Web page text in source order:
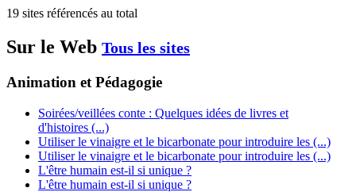
19 sites référencés au total
Sur le Web Tous les sites
Animation et Pédagogie
Soirées/veillées conte : Quelques idées de livres et
d'histoires (...)
Utiliser le vinaigre et le bicarbonate pour introduire les (...)
Utiliser le vinaigre et le bicarbonate pour introduire les (...)
L'être humain est-il si unique ?
L'être humain est-il si unique ?